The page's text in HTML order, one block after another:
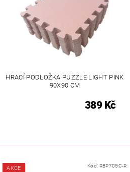
HRACÍ PODLOŽKA PUZZLE LIGHT PINK
90X90 CM
389 Kč
AKCE
Kód: RBP705C-R